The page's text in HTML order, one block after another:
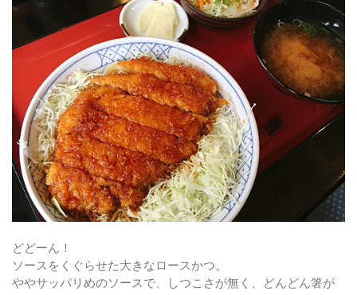
どどーん！
ソースをくぐらせた大きなロースかつ。
ややサッパリめのソースで、しつこさが無く、どんどん箸が